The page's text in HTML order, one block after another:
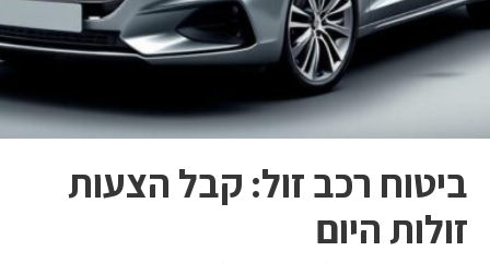
‎ביטוח רכב זול: קבל הצעות
זולות היום